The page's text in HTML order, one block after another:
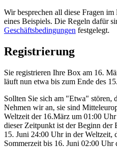
Wir besprechen all diese Fragen
eines Beispiels. Die Regeln dafür
Geschäftsbedingungen festgelegt.
Registrierung
Sie registrieren Ihre Box am 16.
läuft nun etwa bis zum Ende des
Sollten Sie sich am "Etwa" stören,
Nehmen wir an, sie sind
Weltzeit der 16.März um 01:00
dieser Zeitpunkt ist der Beginn der
15. Juni 24:00 Uhr in der Weltzeit,
Sommerzeit bis 16. Juni 02:00 Uhr